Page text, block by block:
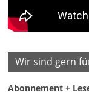
Wir sind gern
Abonnement +